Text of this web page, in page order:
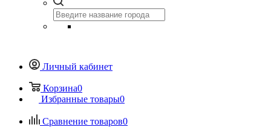
Личный кабинет
Корзина0
Избранные товары0
Сравнение товаров0